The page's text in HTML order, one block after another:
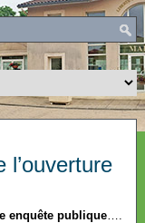
l’ouverture
enquête publique….